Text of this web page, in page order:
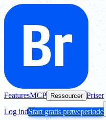
FeaturesMCP Ressourcer Priser
Log indStart gratis prøveperiode